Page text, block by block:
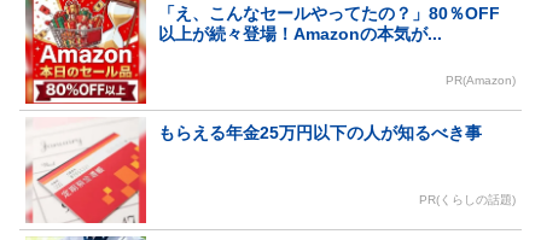
「え、こんなセールやってたの？」80％OFF
以上が続々登場！Amazonの本気が...
PR(Amazon)
もらえる年金25万円以下の人が知るべき事
PR(くらしの話題)